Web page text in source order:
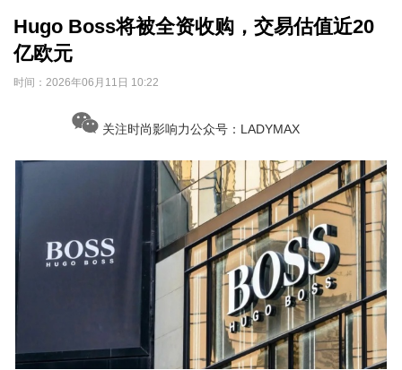
Hugo Boss将被全资收购，交易估值近20
亿欧元
时间： 2026年06月11日 10:22
关注时尚影响力公众号：LADYMAX